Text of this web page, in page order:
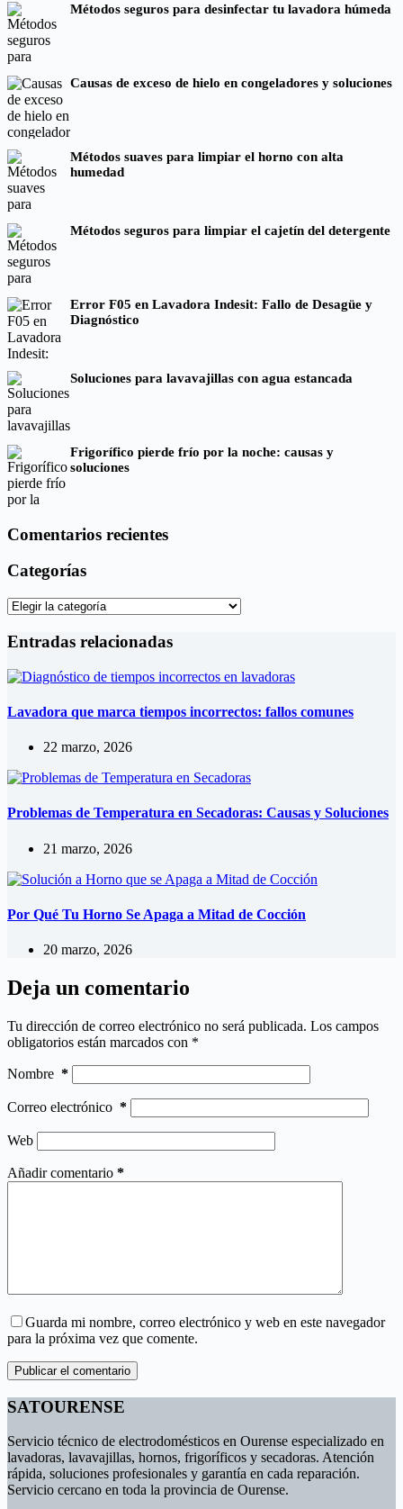
Métodos seguros para desinfectar tu lavadora húmeda
Causas de exceso de hielo en congeladores y soluciones
Métodos suaves para limpiar el horno con alta
humedad
Métodos seguros para limpiar el cajetín del detergente
Error F05 en Lavadora Indesit: Fallo de Desagüe y
Diagnóstico
Soluciones para lavavajillas con agua estancada
Frigorífico pierde frío por la noche: causas y
soluciones
Comentarios recientes
Categorías
Categorías
Entradas relacionadas
Lavadora que marca tiempos incorrectos: fallos comunes
22 marzo, 2026
Problemas de Temperatura en Secadoras: Causas y Soluciones
21 marzo, 2026
Por Qué Tu Horno Se Apaga a Mitad de Cocción
20 marzo, 2026
Deja un comentario
Tu dirección de correo electrónico no será publicada. Los campos
obligatorios están marcados con *
Nombre *
Correo electrónico *
Web
Añadir comentario *
Guarda mi nombre, correo electrónico y web en este navegador
para la próxima vez que comente.
Publicar el comentario
SATOURENSE
Servicio técnico de electrodomésticos en Ourense especializado en
lavadoras, lavavajillas, hornos, frigoríficos y secadoras. Atención
rápida, soluciones profesionales y garantía en cada reparación.
Servicio cercano en toda la provincia de Ourense.